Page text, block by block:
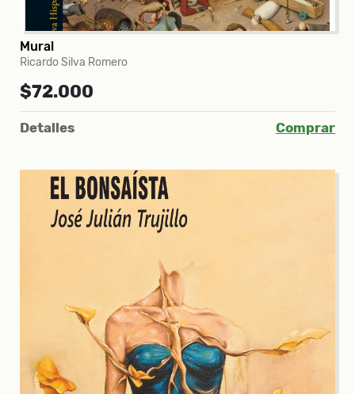
Mural
Ricardo Silva Romero
$72.000
Detalles Comprar